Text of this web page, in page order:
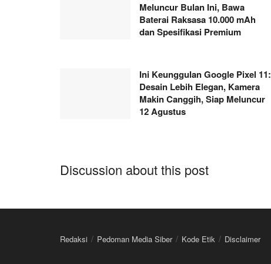
Meluncur Bulan Ini, Bawa
Baterai Raksasa 10.000 mAh
dan Spesifikasi Premium
Ini Keunggulan Google Pixel 11:
Desain Lebih Elegan, Kamera
Makin Canggih, Siap Meluncur
12 Agustus
Discussion about this post
Redaksi Pedoman Media Siber Kode Etik Disclaimer